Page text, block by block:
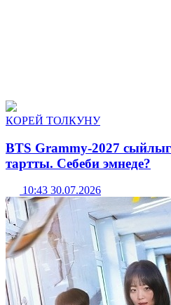
КОРЕЙ ТОЛКУНУ
BTS Grammy-2027
тартты. Себеби эмнеде?
10:43 30.07.2026